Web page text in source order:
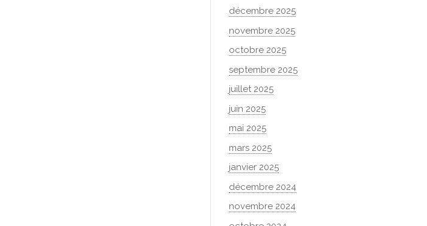
décembre 2025
novembre 2025
octobre 2025
septembre 2025
juillet 2025
juin 2025
mai 2025
mars 2025
janvier 2025
décembre 2024
novembre 2024